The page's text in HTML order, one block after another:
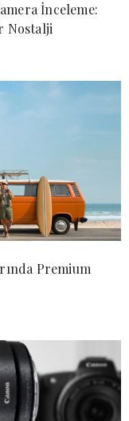
İnceleme:
Nostalji
Premium